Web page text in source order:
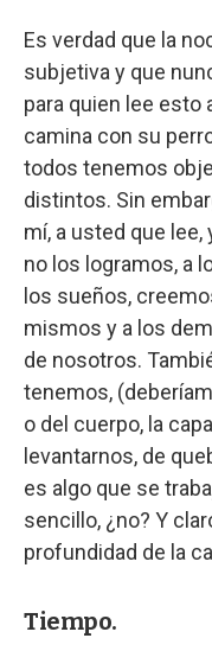
Es verdad que la
subjetiva y que
para quien lee esto
camina con su
todos tenemos
distintos. Sin
mí, a usted que lee,
no los logramos, a
los sueños,
mismos y a los
de nosotros.
tenemos,
o del cuerpo, la
levantarnos, de
es algo que se
sencillo, ¿no? Y
profundidad de la
Tiempo.